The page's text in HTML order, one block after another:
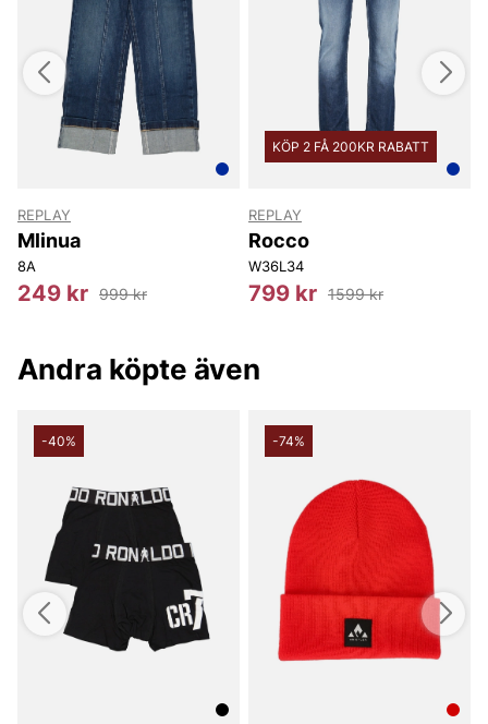
REPLAY
Mlinua
8A
249 kr 999 kr
KÖP 2 FÅ 200KR RABATT
REPLAY
Rocco
W36L34
799 kr 1599 kr
Andra köpte även
-40% -74%